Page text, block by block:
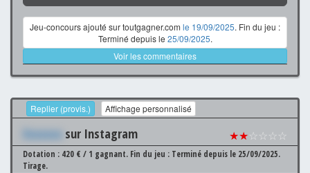
Jeu-concours ajouté sur toutgagner.com le 19/09/2025. Fin du jeu :
Terminé depuis le 25/09/2025.
Voir les commentaires
Replier (provis.) Affichage personnalisé
Xxxxxxx sur Instagram ★★☆☆☆☆
Dotation : 420 € / 1 gagnant. Fin du jeu : Terminé depuis le 25/09/2025.
Tirage.